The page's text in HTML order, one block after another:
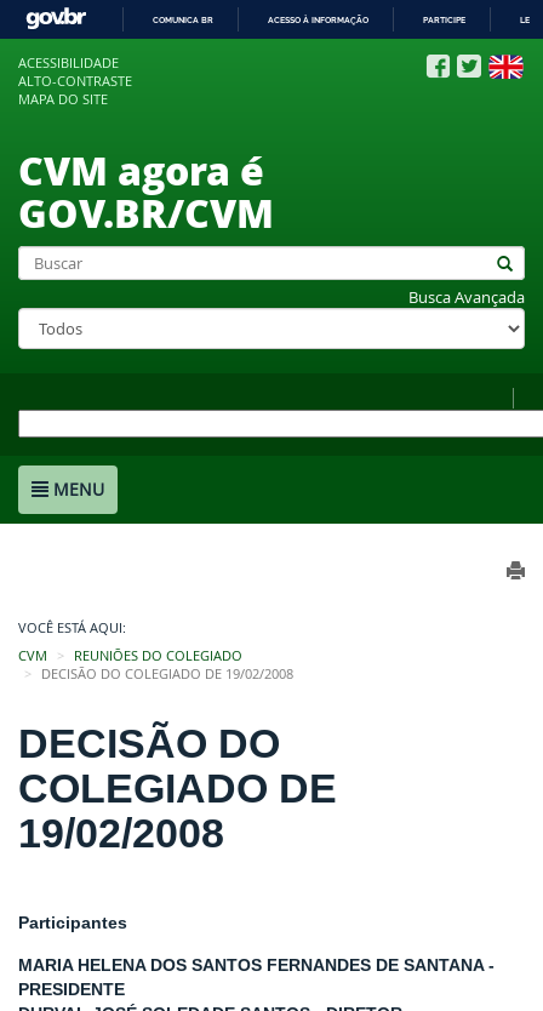
COMUNICA BR ACESSO À INFORMAÇÃO PARTICIPE
ACESSIBILIDADE
ALTO-CONTRASTE
MAPA DO SITE
CVM agora é
GOV.BR/CVM
Busca Avançada
MENU
VOCÊ ESTÁ AQUI:
CVM
REUNIÕES DO COLEGIADO
DECISÃO DO COLEGIADO DE 19/02/2008
DECISÃO DO
COLEGIADO DE
19/02/2008
Participantes
MARIA HELENA DOS SANTOS FERNANDES DE SANTANA -
PRESIDENTE